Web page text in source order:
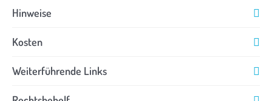
Hinweise
Kosten
Weiterführende Links